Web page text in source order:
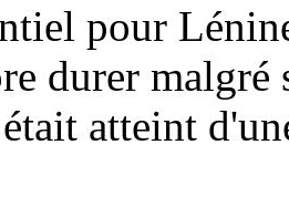
pour
durer
atteint